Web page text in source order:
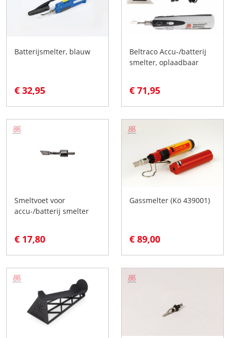
Batterijsmelter, blauw
€ 32,95
Beltraco Accu-/batterij
smelter, oplaadbaar
€ 71,95
Smeltvoet voor
accu-/batterij smelter
€ 17,80
Gassmelter (Kö 439001)
€ 89,00